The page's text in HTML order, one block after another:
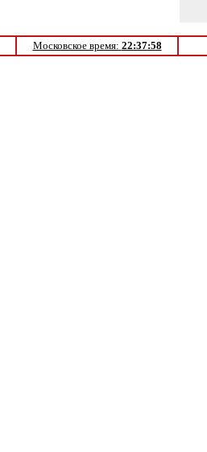
Московское время: 22:37:58